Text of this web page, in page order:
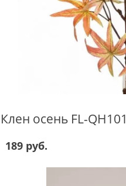
Клен осень FL-QH101
189 руб.